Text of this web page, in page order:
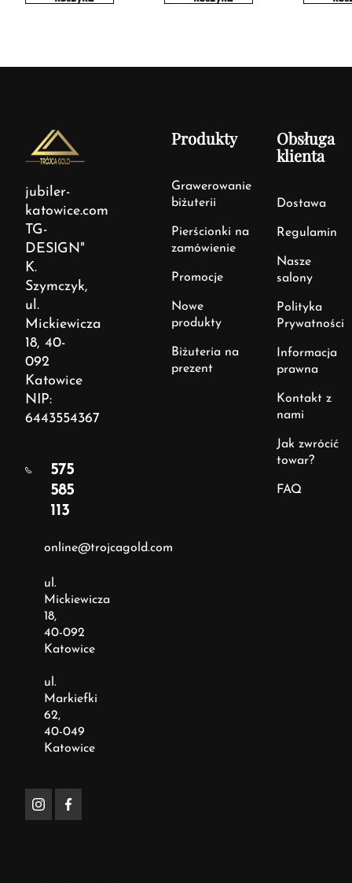
jubiler-
katowice.com
TG-
DESIGN"
K.
Szymczyk,
ul.
Mickiewicza
18, 40-
092
Katowice
NIP:
6443554367
575
585
113
online@trojcagold.com
ul.
Mickiewicza
18,
40-092
Katowice
ul.
Markiefki
62,
40-049
Katowice
Produkty
Grawerowanie
biżuterii
Pierścionki na
zamówienie
Promocje
Nowe
produkty
Biżuteria na
prezent
Obsługa
klienta
Dostawa
Regulamin
Nasze
salony
Polityka
Prywatności
Informacja
prawna
Kontakt z
nami
Jak zwrócić
towar?
FAQ